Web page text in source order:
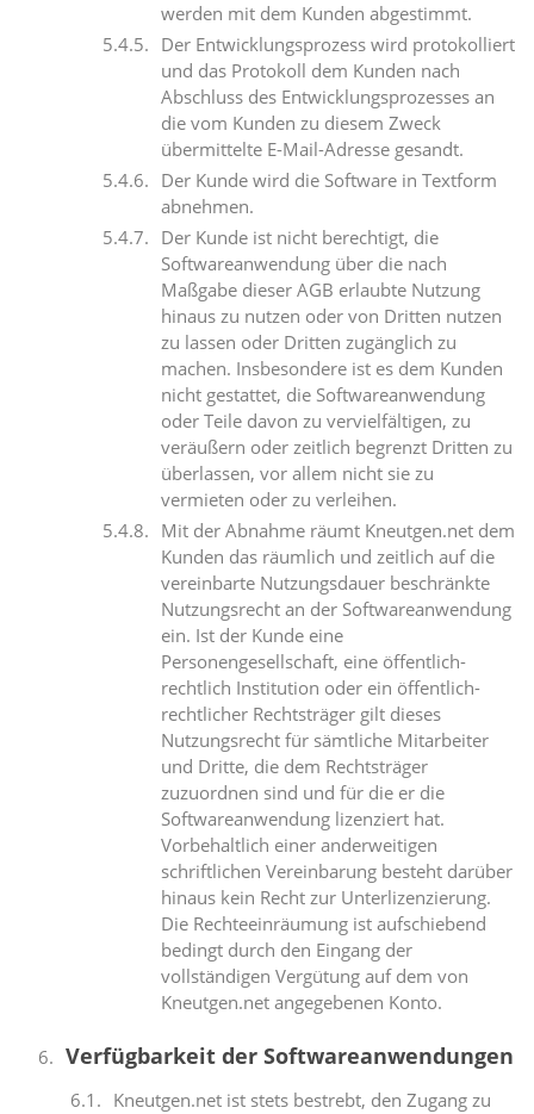
werden mit dem Kunden abgestimmt.
Der Entwicklungsprozess wird protokolliert
und das Protokoll dem Kunden nach
Abschluss des Entwicklungsprozesses an
die vom Kunden zu diesem Zweck
übermittelte E-Mail-Adresse gesandt.
Der Kunde wird die Software in Textform
abnehmen.
Der Kunde ist nicht berechtigt, die
Softwareanwendung über die nach
Maßgabe dieser AGB erlaubte Nutzung
hinaus zu nutzen oder von Dritten nutzen
zu lassen oder Dritten zugänglich zu
machen. Insbesondere ist es dem Kunden
nicht gestattet, die Softwareanwendung
oder Teile davon zu vervielfältigen, zu
veräußern oder zeitlich begrenzt Dritten zu
überlassen, vor allem nicht sie zu
vermieten oder zu verleihen.
Mit der Abnahme räumt Kneutgen.net dem
Kunden das räumlich und zeitlich auf die
vereinbarte Nutzungsdauer beschränkte
Nutzungsrecht an der Softwareanwendung
ein. Ist der Kunde eine
Personengesellschaft, eine öffentlich-
rechtlich Institution oder ein öffentlich-
rechtlicher Rechtsträger gilt dieses
Nutzungsrecht für sämtliche Mitarbeiter
und Dritte, die dem Rechtsträger
zuzuordnen sind und für die er die
Softwareanwendung lizenziert hat.
Vorbehaltlich einer anderweitigen
schriftlichen Vereinbarung besteht darüber
hinaus kein Recht zur Unterlizenzierung.
Die Rechteeinräumung ist aufschiebend
bedingt durch den Eingang der
vollständigen Vergütung auf dem von
Kneutgen.net angegebenen Konto.
Verfügbarkeit der Softwareanwendungen
Kneutgen.net ist stets bestrebt, den Zugang zu